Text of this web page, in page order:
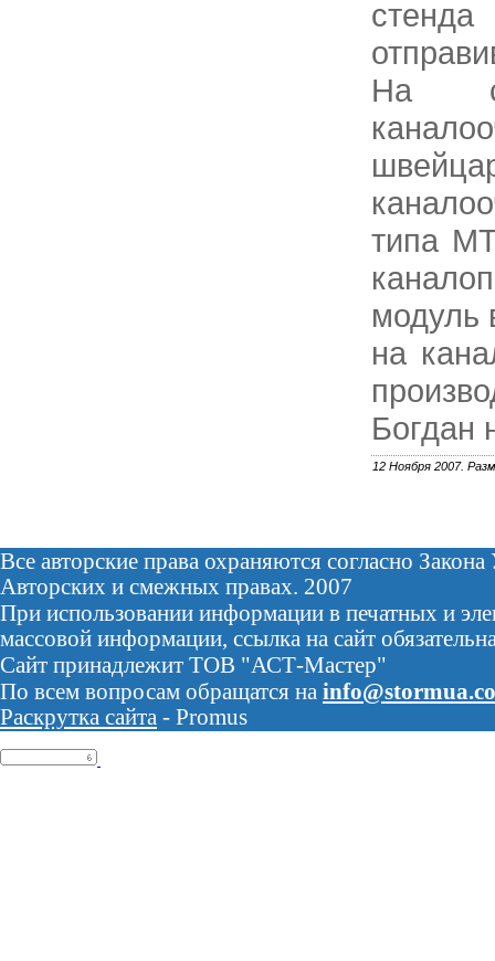
На
типа
модуль
на
Богдан
12 Ноября 2007.
Все авторские права охраняются согласно
Авторских и смежных правах. 2007
При использовании информации в печатных и
массовой информации, ссылка на сайт
Сайт принадлежит ТОВ "АСТ-Мастер"
По всем вопросам обращатся на
Раскрутка сайта - Promus